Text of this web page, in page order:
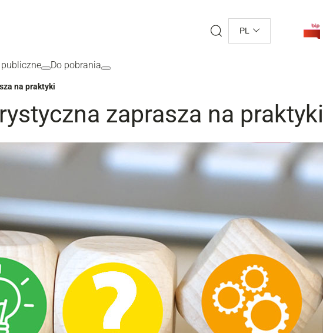
PL
Do pobrania
na praktyki
zaprasza na praktyki